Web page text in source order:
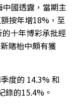
國透露，當期主
按年增18%，至
十年博彩承批經
賭枱中頗有獲
度的 14.3% 和
錄的15.4%。